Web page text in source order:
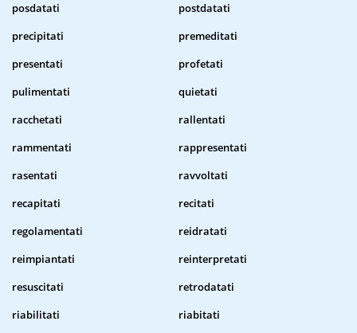
posdatati
postdatati
precipitati
premeditati
presentati
profetati
pulimentati
quietati
racchetati
rallentati
rammentati
rappresentati
rasentati
ravvoltati
recapitati
recitati
regolamentati
reidratati
reimpiantati
reinterpretati
resuscitati
retrodatati
riabilitati
riabitati